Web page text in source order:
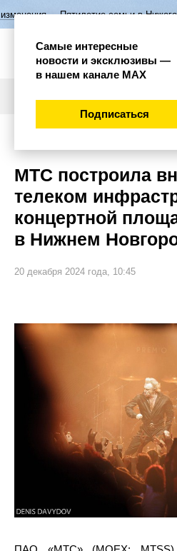
семьи в Нижегородской области
МТС построила
телеком
концертной
в Нижнем
20 декабря 2024 года, 10:45
Самые интересные
новости и эксклюзивы —
в нашем канале МАХ
Подписаться